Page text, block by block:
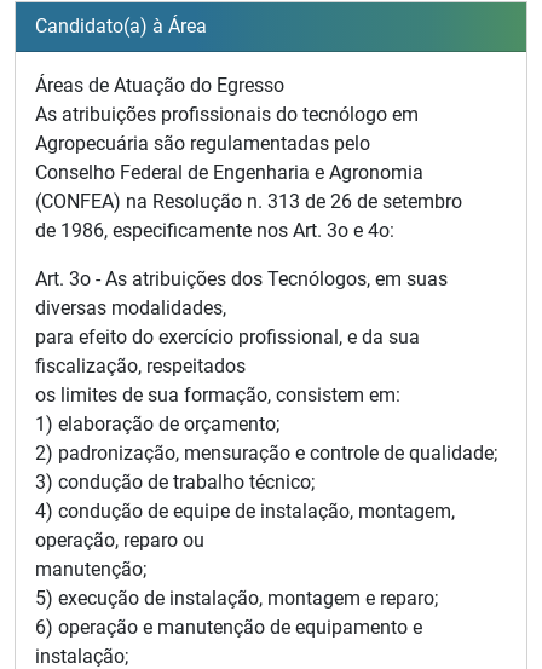
Candidato(a) à Área
Áreas de Atuação do Egresso
As atribuições profissionais do tecnólogo em
Agropecuária são regulamentadas pelo
Conselho Federal de Engenharia e Agronomia
(CONFEA) na Resolução n. 313 de 26 de setembro
de 1986, especificamente nos Art. 3o e 4o:
Art. 3o - As atribuições dos Tecnólogos, em suas
diversas modalidades,
para efeito do exercício profissional, e da sua
fiscalização, respeitados
os limites de sua formação, consistem em:
1) elaboração de orçamento;
2) padronização, mensuração e controle de qualidade;
3) condução de trabalho técnico;
4) condução de equipe de instalação, montagem,
operação, reparo ou
manutenção;
5) execução de instalação, montagem e reparo;
6) operação e manutenção de equipamento e
instalação;